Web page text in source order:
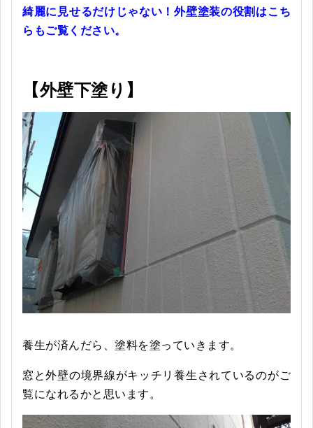
綺麗に見せるだけじゃない！外壁塗装の役割はこち
らもご覧ください。
【外壁下塗り】
養生が済んだら、塗料を塗っていきます。
窓と外壁の境界線がキッチリ養生されているのがご
覧になれるかと思います。